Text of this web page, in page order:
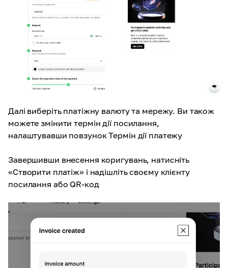
Далі виберіть платіжну валюту та мережу. Ви також
можете змінити термін дії посилання,
налаштувавши повзунок Термін дії платежу
Завершивши внесення коригувань, натисніть
«Створити платіж» і надішліть своєму клієнту
посилання або QR-код